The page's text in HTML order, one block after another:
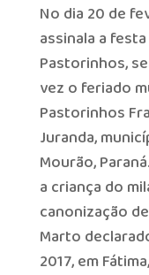
No dia 20 de
assinala a
Pastorinhos,
vez o feriado
Pastorinhos
Juranda,
Mourão,
a criança do
canonização
Marto
2017, em